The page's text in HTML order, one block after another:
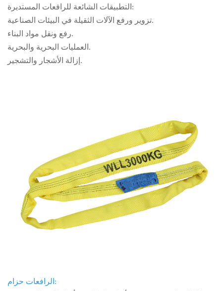
التطبيقات الشائعة للرافعات المستديرة:
تزوير ورفع الآلات الثقيلة في البيئات الصناعية.
رفع ونقل مواد البناء.
العمليات البحرية والبحرية.
إزالة الأشجار والتشجير.
الرافعات حزام: